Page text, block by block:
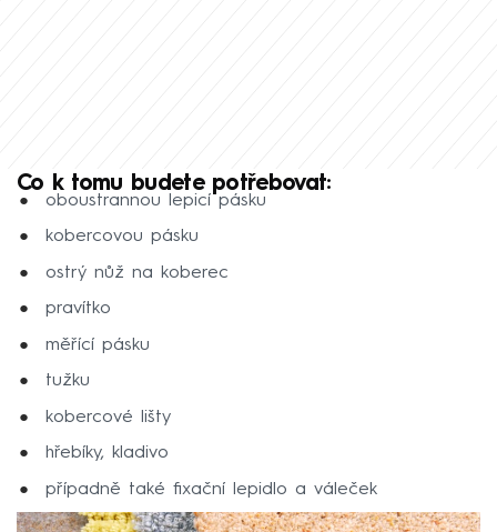
Co k tomu budete potřebovat:
oboustrannou lepicí pásku
kobercovou pásku
ostrý nůž na koberec
pravítko
měřící pásku
tužku
kobercové lišty
hřebíky, kladivo
případně také fixační lepidlo a váleček